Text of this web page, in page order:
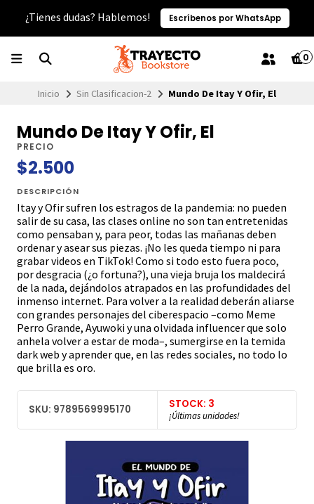
¿Tienes dudas? Hablemos! Escríbenos por WhatsApp
0
Inicio Sin Clasificacion-2 Mundo De Itay Y Ofir, El
Mundo De Itay Y Ofir, El
PRECIO
$2.500
DESCRIPCIÓN
Itay y Ofir sufren los estragos de la pandemia: no pueden
salir de su casa, las clases online no son tan entretenidas
como pensaban y, para peor, todas las mañanas deben
ordenar y asear sus piezas. ¡No les queda tiempo ni para
grabar videos en TikTok! Como si todo esto fuera poco,
por desgracia (¿o fortuna?), una vieja bruja los maldecirá
de la nada, dejándolos atrapados en las profundidades del
inmenso internet. Para volver a la realidad deberán aliarse
con grandes personajes del ciberespacio –como Meme
Perro Grande, Ayuwoki y una olvidada influencer que solo
anhela volver a estar de moda–, sumergirse en la temida
dark web y aprender que, en las redes sociales, no todo lo
que brilla es oro.
SKU: 9789569995170 STOCK: 3
¡Últimas unidades!